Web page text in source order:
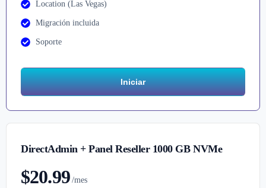
Location (Las Vegas)
Migración incluida
Soporte
Iniciar
DirectAdmin + Panel Reseller 1000 GB NVMe
$20.99 /mes